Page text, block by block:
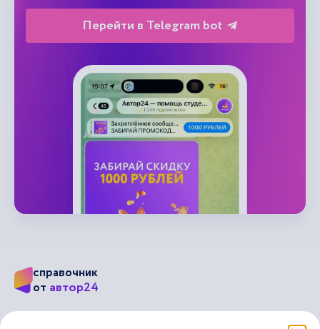
Перейти в Telegram bot
справочник
от автор24